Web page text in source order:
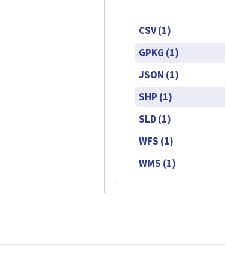
CSV (1)
GPKG (1)
JSON (1)
SHP (1)
SLD (1)
WFS (1)
WMS (1)